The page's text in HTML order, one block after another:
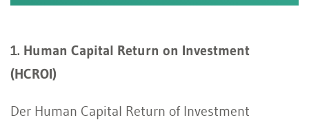
1. Human Capital Return on Investment
(HCROI)
Der Human Capital Return of Investment